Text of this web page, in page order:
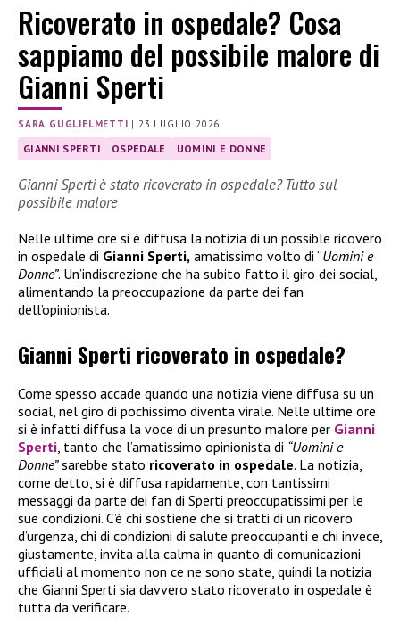
Ricoverato in ospedale? Cosa
sappiamo del possibile malore di
Gianni Sperti
SARA GUGLIELMETTI |23 LUGLIO 2026
GIANNI SPERTI OSPEDALE UOMINI E DONNE
Gianni Sperti è stato ricoverato in ospedale? Tutto sul
possibile malore
Nelle ultime ore si è diffusa la notizia di un possible ricovero
in ospedale di Gianni Sperti, amatissimo volto di “Uomini e
Donne”. Un’indiscrezione che ha subito fatto il giro dei social,
alimentando la preoccupazione da parte dei fan
dell’opinionista.
Gianni Sperti ricoverato in ospedale?
Come spesso accade quando una notizia viene diffusa su un
social, nel giro di pochissimo diventa virale. Nelle ultime ore
si è infatti diffusa la voce di un presunto malore per Gianni
Sperti, tanto che l’amatissimo opinionista di “Uomini e
Donne”sarebbe stato ricoverato in ospedale. La notizia,
come detto, si è diffusa rapidamente, con tantissimi
messaggi da parte dei fan di Sperti preoccupatissimi per le
sue condizioni. C’è chi sostiene che si tratti di un ricovero
d’urgenza, chi di condizioni di salute preoccupanti e chi invece,
giustamente, invita alla calma in quanto di comunicazioni
ufficiali al momento non ce ne sono state, quindi la notizia
che Gianni Sperti sia davvero stato ricoverato in ospedale è
tutta da verificare.